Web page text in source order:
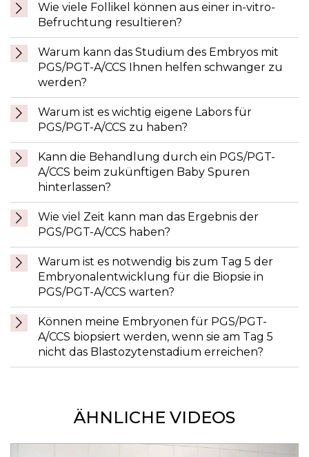
Wie viele Follikel können aus einer in-vitro-
Befruchtung resultieren?
Warum kann das Studium des Embryos mit
PGS/PGT-A/CCS Ihnen helfen schwanger zu
werden?
Warum ist es wichtig eigene Labors für
PGS/PGT-A/CCS zu haben?
Kann die Behandlung durch ein PGS/PGT-
A/CCS beim zukünftigen Baby Spuren
hinterlassen?
Wie viel Zeit kann man das Ergebnis der
PGS/PGT-A/CCS haben?
Warum ist es notwendig bis zum Tag 5 der
Embryonalentwicklung für die Biopsie in
PGS/PGT-A/CCS warten?
Können meine Embryonen für PGS/PGT-
A/CCS biopsiert werden, wenn sie am Tag 5
nicht das Blastozytenstadium erreichen?
ÄHNLICHE VIDEOS